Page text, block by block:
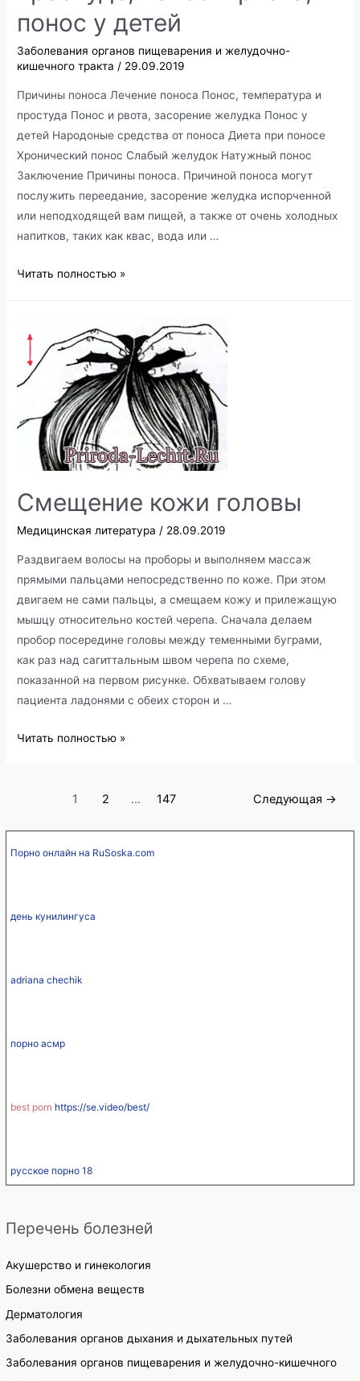
Порно онлайн на RuSoska.com
день кунилингуса
adriana chechik
порно асмр
best porn https://se.video/best/
русское порно 18
Перечень болезней
Акушерство и гинекология
Болезни обмена веществ
Дерматология
Заболевания органов дыхания и дыхательных путей
Заболевания органов пищеварения и желудочно-кишечного
понос у детей
Заболевания органов пищеварения и желудочно-
кишечного тракта / 29.09.2019
Причины поноса Лечение поноса Понос, температура и
простуда Понос и рвота, засорение желудка Понос у
детей Народоные средства от поноса Диета при поносе
Хронический понос Слабый желудок Натужный понос
Заключение Причины поноса. Причиной поноса могут
послужить переедание, засорение желудка испорченной
или неподходящей вам пищей, а также от очень холодных
напитков, таких как квас, вода или …
Понос,
поноса
при
температуре
простуде,
понос
рвота,
понос
у
детей
Читать полностью »
Смещение кожи головы
Медицинская литература / 28.09.2019
Раздвигаем волосы на проборы и выполняем массаж
прямыми пальцами непосредственно по коже. При этом
двигаем не сами пальцы, а смещаем кожу и прилежащую
мышцу относительно костей черепа. Сначала делаем
пробор посередине головы между теменными буграми,
как раз над сагиттальным швом черепа по схеме,
показанной на первом рисунке. Обхватываем голову
пациента ладонями с обеих сторон и …
Смещение
Читать полностью »
1 2 … 147 Следующая →